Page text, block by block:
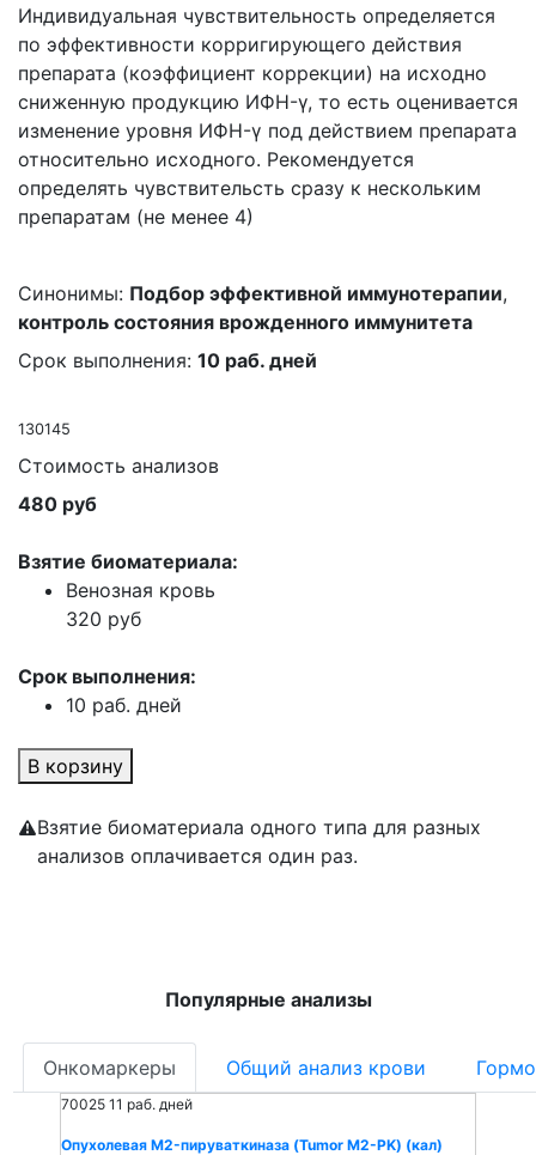
Индивидуальная чувствительность определяется
по эффективности корригирующего действия
препарата (коэффициент коррекции) на исходно
сниженную продукцию ИФН-γ, то есть оценивается
изменение уровня ИФН-γ под действием препарата
относительно исходного. Рекомендуется
определять чувствительсть сразу к нескольким
препаратам (не менее 4)
Синонимы: Подбор эффективной иммунотерапии,
контроль состояния врожденного иммунитета
Срок выполнения: 10 раб. дней
130145
Стоимость анализов
480 руб
Взятие биоматериала:
Венозная кровь
320 руб
Срок выполнения:
10 раб. дней
В корзину
Взятие биоматериала одного типа для разных
анализов оплачивается один раз.
Популярные анализы
Онкомаркеры Общий анализ крови
70025 11 раб. дней
Опухолевая M2-пируваткиназа (Tumor M2-PK) (кал)